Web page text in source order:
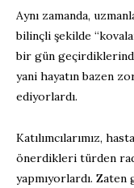
Aynı zamanda,
bilinçli şekilde
bir gün
yani hayatın bazen
ediyorlardı.
Katılımcılarımız,
önerdikleri türden
yapmıyorlardı. Zaten